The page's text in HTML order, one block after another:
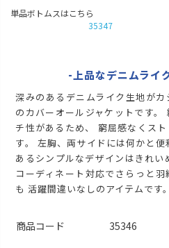
ブラック
L
在庫切れ
LL
在庫切れ
単品ボトムスはこちら
35347
-上品なデニムライ
深みのあるデニムライク生地が
のカバーオールジャケットです。
チ性があるため、 窮屈感なくス
す。 左胸、両サイドには何かと
あるシンプルなデザインはきれ
コーディネート対応でさらっと
も 活躍間違いなしのアイテムです。
商品コード 35346